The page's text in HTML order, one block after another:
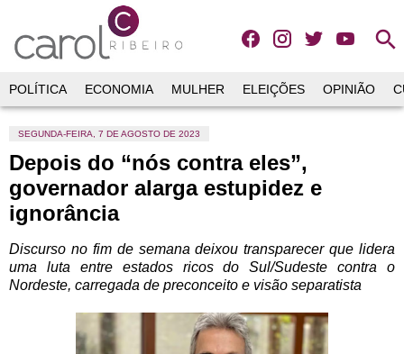
search
POLÍTICA ECONOMIA MULHER ELEIÇÕES OPINIÃO
SEGUNDA-FEIRA, 7 DE AGOSTO DE 2023
Depois do “nós contra eles”,
governador alarga estupidez e
ignorância
Discurso no fim de semana deixou transparecer que lidera
uma luta entre estados ricos do Sul/Sudeste contra o
Nordeste, carregada de preconceito e visão separatista